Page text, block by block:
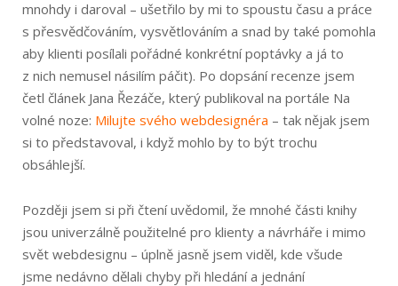
mnohdy i daroval – ušetřilo by mi to spoustu času a práce
s přesvědčováním, vysvětlováním a snad by také pomohla
aby klienti posílali pořádné konkrétní poptávky a já to
z nich nemusel násilím páčit). Po dopsání recenze jsem
četl článek Jana Řezáče, který publikoval na portále Na
volné noze: Milujte svého webdesignéra – tak nějak jsem
si to představoval, i když mohlo by to být trochu
obsáhlejší.
Později jsem si při čtení uvědomil, že mnohé části knihy
jsou univerzálně použitelné pro klienty a návrháře i mimo
svět webdesignu – úplně jasně jsem viděl, kde všude
jsme nedávno dělali chyby při hledání a jednání